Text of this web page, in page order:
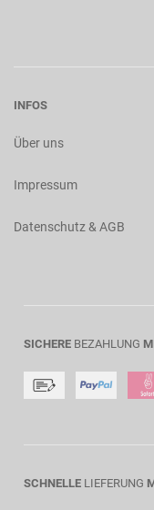
INFOS
Über uns
Impressum
Datenschutz & AGB
SICHERE BEZAHLUNG
SCHNELLE LIEFERUNG